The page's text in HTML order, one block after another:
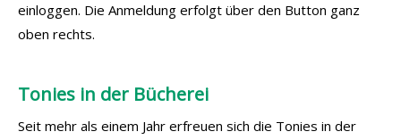
einloggen. Die Anmeldung erfolgt über den Button ganz
oben rechts.
Tonies in der Bücherei
Seit mehr als einem Jahr erfreuen sich die Tonies in der